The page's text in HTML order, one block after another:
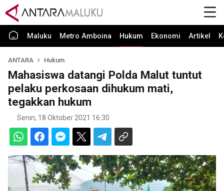
Maluku Metro Amboina Hukum Ekonomi Artikel
ANTARA Hukum
Mahasiswa datangi Polda Malut tuntut
pelaku perkosaan dihukum mati,
tegakkan hukum
Senin, 18 Oktober 2021 16:30